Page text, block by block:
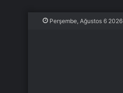
Perşembe, Ağustos 6 2026